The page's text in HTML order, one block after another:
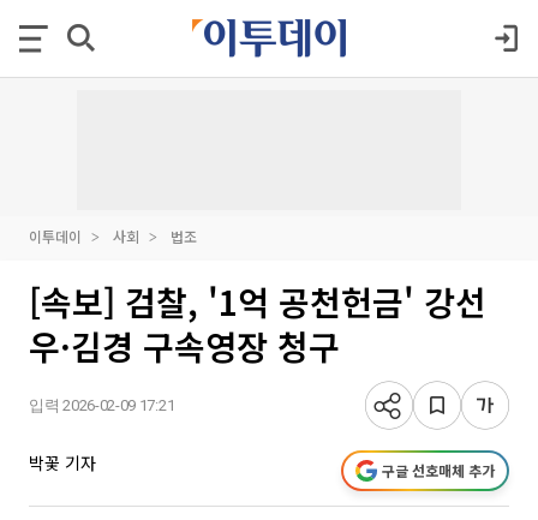
이투데이 사회 법조
[속보] 검찰, '1억 공천헌금' 강선
우·김경 구속영장 청구
입력 2026-02-09 17:21
박꽃 기자 구글 선호매체 추가